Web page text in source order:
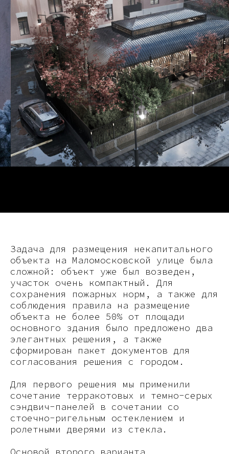
Задача для размещения некапитального
объекта на Маломосковской улице была
сложной: объект уже был возведен,
участок очень компактный. Для
сохранения пожарных норм, а также для
соблюдения правила на размещение
объекта не более 50% от площади
основного здания было предложено два
элегантных решения, а также
сформирован пакет документов для
согласования решения с городом.
Для первого решения мы применили
сочетание терракотовых и темно-серых
сэндвич-панелей в сочетании со
стоечно-ригельным остеклением и
ролетными дверями из стекла.